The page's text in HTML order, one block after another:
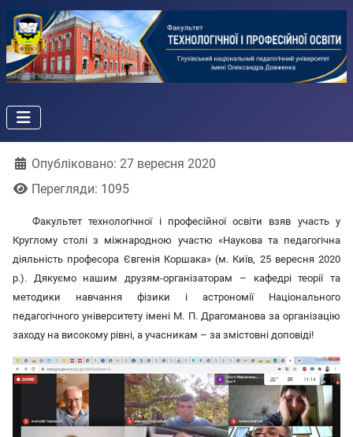
ДеталіОпубліковано: 27 вересня 2020
Перегляди: 1095
Факультет технологічної і професійної освіти взяв участь у
Круглому столі з міжнародною участю «Наукова та педагогічна
діяльність професора Євгенія Коршака» (м. Київ, 25 вересня 2020
р.). Дякуємо нашим друзям-організаторам – кафедрі теорії та
методики навчання фізики і астрономії Національного
педагогічного університету імені М. П. Драгоманова за організацію
заходу на високому рівні, а учасникам – за змістовні доповіді!